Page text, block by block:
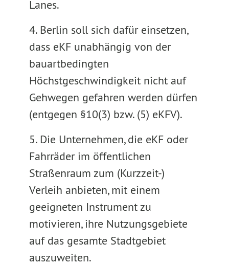
Lanes.
4. Berlin soll sich dafür einsetzen,
dass eKF unabhängig von der
bauartbedingten
Höchstgeschwindigkeit nicht auf
Gehwegen gefahren werden dürfen
(entgegen §10(3) bzw. (5) eKFV).
5. Die Unternehmen, die eKF oder
Fahrräder im öffentlichen
Straßenraum zum (Kurzzeit-)
Verleih anbieten, mit einem
geeigneten Instrument zu
motivieren, ihre Nutzungsgebiete
auf das gesamte Stadtgebiet
auszuweiten.